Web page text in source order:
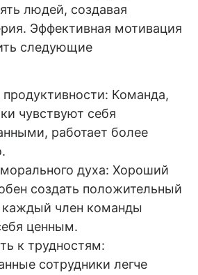
людей, создавая
Эффективная мотивация
следующие
продуктивности: Команда,
чувствуют себя
работает более
духа: Хороший
создать положительный
каждый член команды
ценным.
к трудностям:
сотрудники легче